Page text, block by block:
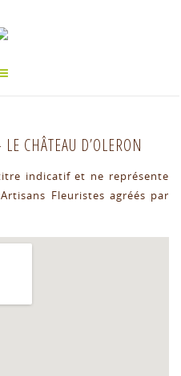
LE CHÂTEAU D’OLERON
indicatif et ne représente
Fleuristes agréés par